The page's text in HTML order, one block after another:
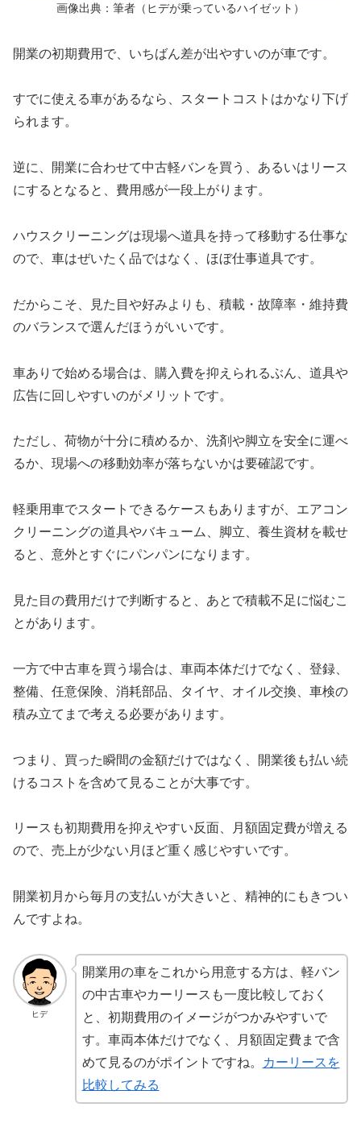
画像出典：筆者（ヒデが乗っているハイゼット）
開業の初期費用で、いちばん差が出やすいのが車です。
すでに使える車があるなら、スタートコストはかなり下げ
られます。
逆に、開業に合わせて中古軽バンを買う、あるいはリース
にするとなると、費用感が一段上がります。
ハウスクリーニングは現場へ道具を持って移動する仕事な
ので、車はぜいたく品ではなく、ほぼ仕事道具です。
だからこそ、見た目や好みよりも、積載・故障率・維持費
のバランスで選んだほうがいいです。
車ありで始める場合は、購入費を抑えられるぶん、道具や
広告に回しやすいのがメリットです。
ただし、荷物が十分に積めるか、洗剤や脚立を安全に運べ
るか、現場への移動効率が落ちないかは要確認です。
軽乗用車でスタートできるケースもありますが、エアコン
クリーニングの道具やバキューム、脚立、養生資材を載せ
ると、意外とすぐにパンパンになります。
見た目の費用だけで判断すると、あとで積載不足に悩むこ
とがあります。
一方で中古車を買う場合は、車両本体だけでなく、登録、
整備、任意保険、消耗部品、タイヤ、オイル交換、車検の
積み立てまで考える必要があります。
つまり、買った瞬間の金額だけではなく、開業後も払い続
けるコストを含めて見ることが大事です。
リースも初期費用を抑えやすい反面、月額固定費が増える
ので、売上が少ない月ほど重く感じやすいです。
開業初月から毎月の支払いが大きいと、精神的にもきつい
んですよね。
ヒデ
開業用の車をこれから用意する方は、軽バン
の中古車やカーリースも一度比較しておく
と、初期費用のイメージがつかみやすいで
す。車両本体だけでなく、月額固定費まで含
めて見るのがポイントですね。
カーリースを
比較してみる